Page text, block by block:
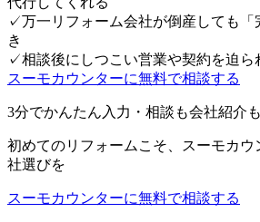
✓万一リフォーム会社が倒産しても「
き
✓相談後にしつこい営業や契約を迫ら
スーモカウンターに無料で相談する
3分でかんたん入力・相談も会社紹介
初めてのリフォームこそ、スーモカウ
社選びを
スーモカウンターに無料で相談する